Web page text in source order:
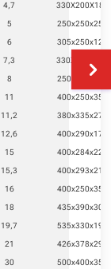
4,7 330X200X185
5 250x250x255
6 305x250x125
7,3 330X225X225
8 250x250x255
11 400x250x350
11,2 380x335x270
12,6 400x290x176
15 400x284x220
15,3 400x293x210
16 400x250x350
18 435x390x305
19,7 535x330x190
21 426x378x290
30 500x400x350